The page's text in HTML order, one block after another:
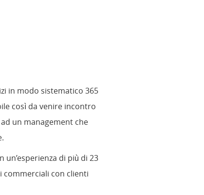
in modo sistematico 365
così da venire incontro
un management che
di più di 23
con clienti